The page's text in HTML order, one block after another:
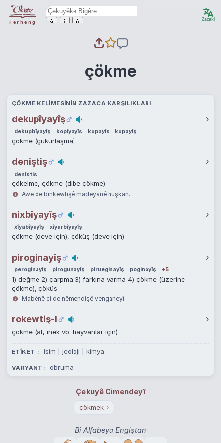
Ferheng ê î û Zazakî
çökme
ÇÖKME KELIMESININ ZAZACA KARŞILIKLARI
dekupîyayîş ›
dekupbîyayîş kopîyayîs kupayîs kupayîş
çökme (çukurlaşma)
deniştiş ›
denîstis
çökelme, çökme (dibe çökme)
Awe de binkewtişê madeyanê huşkan.
nixbîyayîş ›
xîyabîyayîş xîyarbîyayîş
çökme (deve için), çöküş (deve için)
piroginayîş ›
peroginayîş pirogunayîş pirueginayîş poginayîş +5
1) değme 2) çarpma 3) farkına varma 4) çökme (üzerine
çökme), çöküş
Mabênê ci de nêmendişê venganeyî.
rokewtiş-I ›
çökme (at, inek vb. hayvanlar için)
ETÎKET isim | jeoloji | kimya
VARYANT obruma
Çekuyê Cimendeyî
çökmek ›
Bi Alfabeya Engiştan